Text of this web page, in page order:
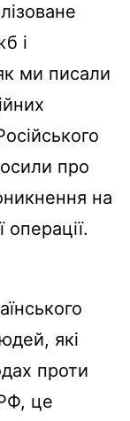
і
ми писали
про
на
операції.
які
проти
це